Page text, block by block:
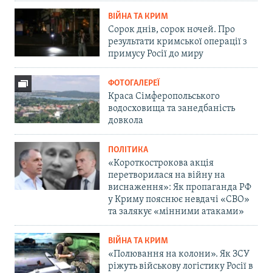
ВІЙНА ТА КРИМ
Сорок днів, сорок ночей. Про
результати кримської операції з
примусу Росії до миру
ФОТОГАЛЕРЕЇ
Краса Сімферопольського
водосховища та занедбаність
довкола
ПОЛІТИКА
«Короткострокова акція
перетворилася на війну на
виснаження»: Як пропаганда РФ
у Криму пояснює невдачі «СВО»
та залякує «мінними атаками»
ВІЙНА ТА КРИМ
«Полювання на колони». Як ЗСУ
ріжуть військову логістику Росії в